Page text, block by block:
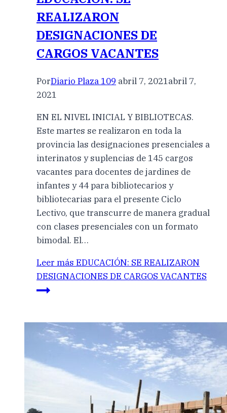
REALIZARON
DESIGNACIONES DE
CARGOS VACANTES
PorDiario Plaza 109 abril 7, 2021abril 7,
2021
EN EL NIVEL INICIAL Y BIBLIOTECAS.
Este martes se realizaron en toda la
provincia las designaciones presenciales a
interinatos y suplencias de 145 cargos
vacantes para docentes de jardines de
infantes y 44 para bibliotecarios y
bibliotecarias para el presente Ciclo
Lectivo, que transcurre de manera gradual
con clases presenciales con un formato
bimodal. El…
Leer más EDUCACIÓN: SE REALIZARON
DESIGNACIONES DE CARGOS VACANTES